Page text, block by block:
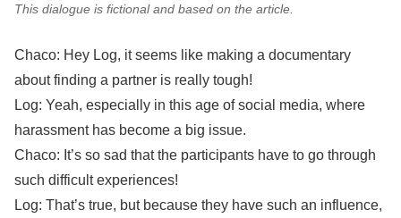
This dialogue is fictional and based on the article.
Chaco: Hey Log, it seems like making a documentary
about finding a partner is really tough!
Log: Yeah, especially in this age of social media, where
harassment has become a big issue.
Chaco: It’s so sad that the participants have to go through
such difficult experiences!
Log: That’s true, but because they have such an influence,